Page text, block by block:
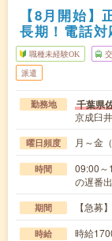
【8月開始】
長期！電話対
職種未経験OK
派遣
勤務地 千葉県
京成臼
曜日頻度 月～金
時間
09:00
の遅番
期間 【急募
時給 時給